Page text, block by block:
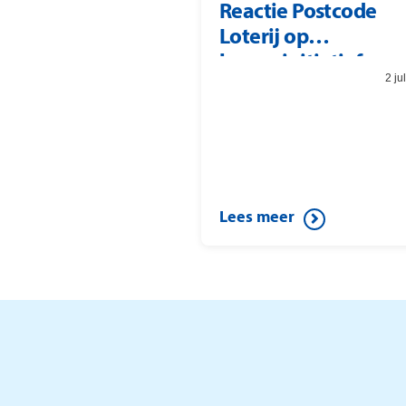
Reactie Postcode
Loterij op
burgerinitiatief
2
Lees meer